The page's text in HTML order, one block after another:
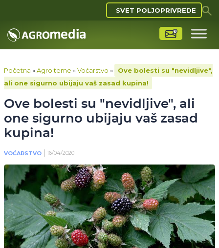
SVET POLJOPRIVREDE
Početna »Agro teme »Voćarstvo »
Ove bolesti su "nevidljive",
ali one sigurno ubijaju vaš zasad kupina!
Ove bolesti su "nevidljive", ali
one sigurno ubijaju vaš zasad
kupina!
VOĆARSTVO 16/04/2020